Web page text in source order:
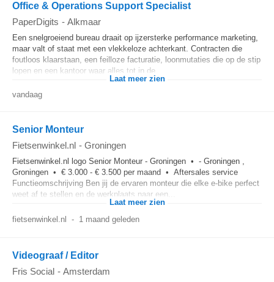
Office & Operations Support Specialist
PaperDigits - Alkmaar
Een snelgroeiend bureau draait op ijzersterke performance marketing,
maar valt of staat met een vlekkeloze achterkant. Contracten die
foutloos klaarstaan, een feilloze facturatie, loonmutaties die op de stip
lopen en een kantoor waar alles tot in de...
Laat meer zien
vandaag
Senior Monteur
Fietsenwinkel.nl - Groningen
Fietsenwinkel.nl logo Senior Monteur - Groningen • - Groningen ,
Groningen • € 3.000 - € 3.500 per maand • Aftersales service
Functieomschrijving Ben jij de ervaren monteur die elke e-bike perfect
weet af te stellen en de werkplaats naar een...
Laat meer zien
fietsenwinkel.nl - 1 maand geleden
Videograaf / Editor
Fris Social - Amsterdam